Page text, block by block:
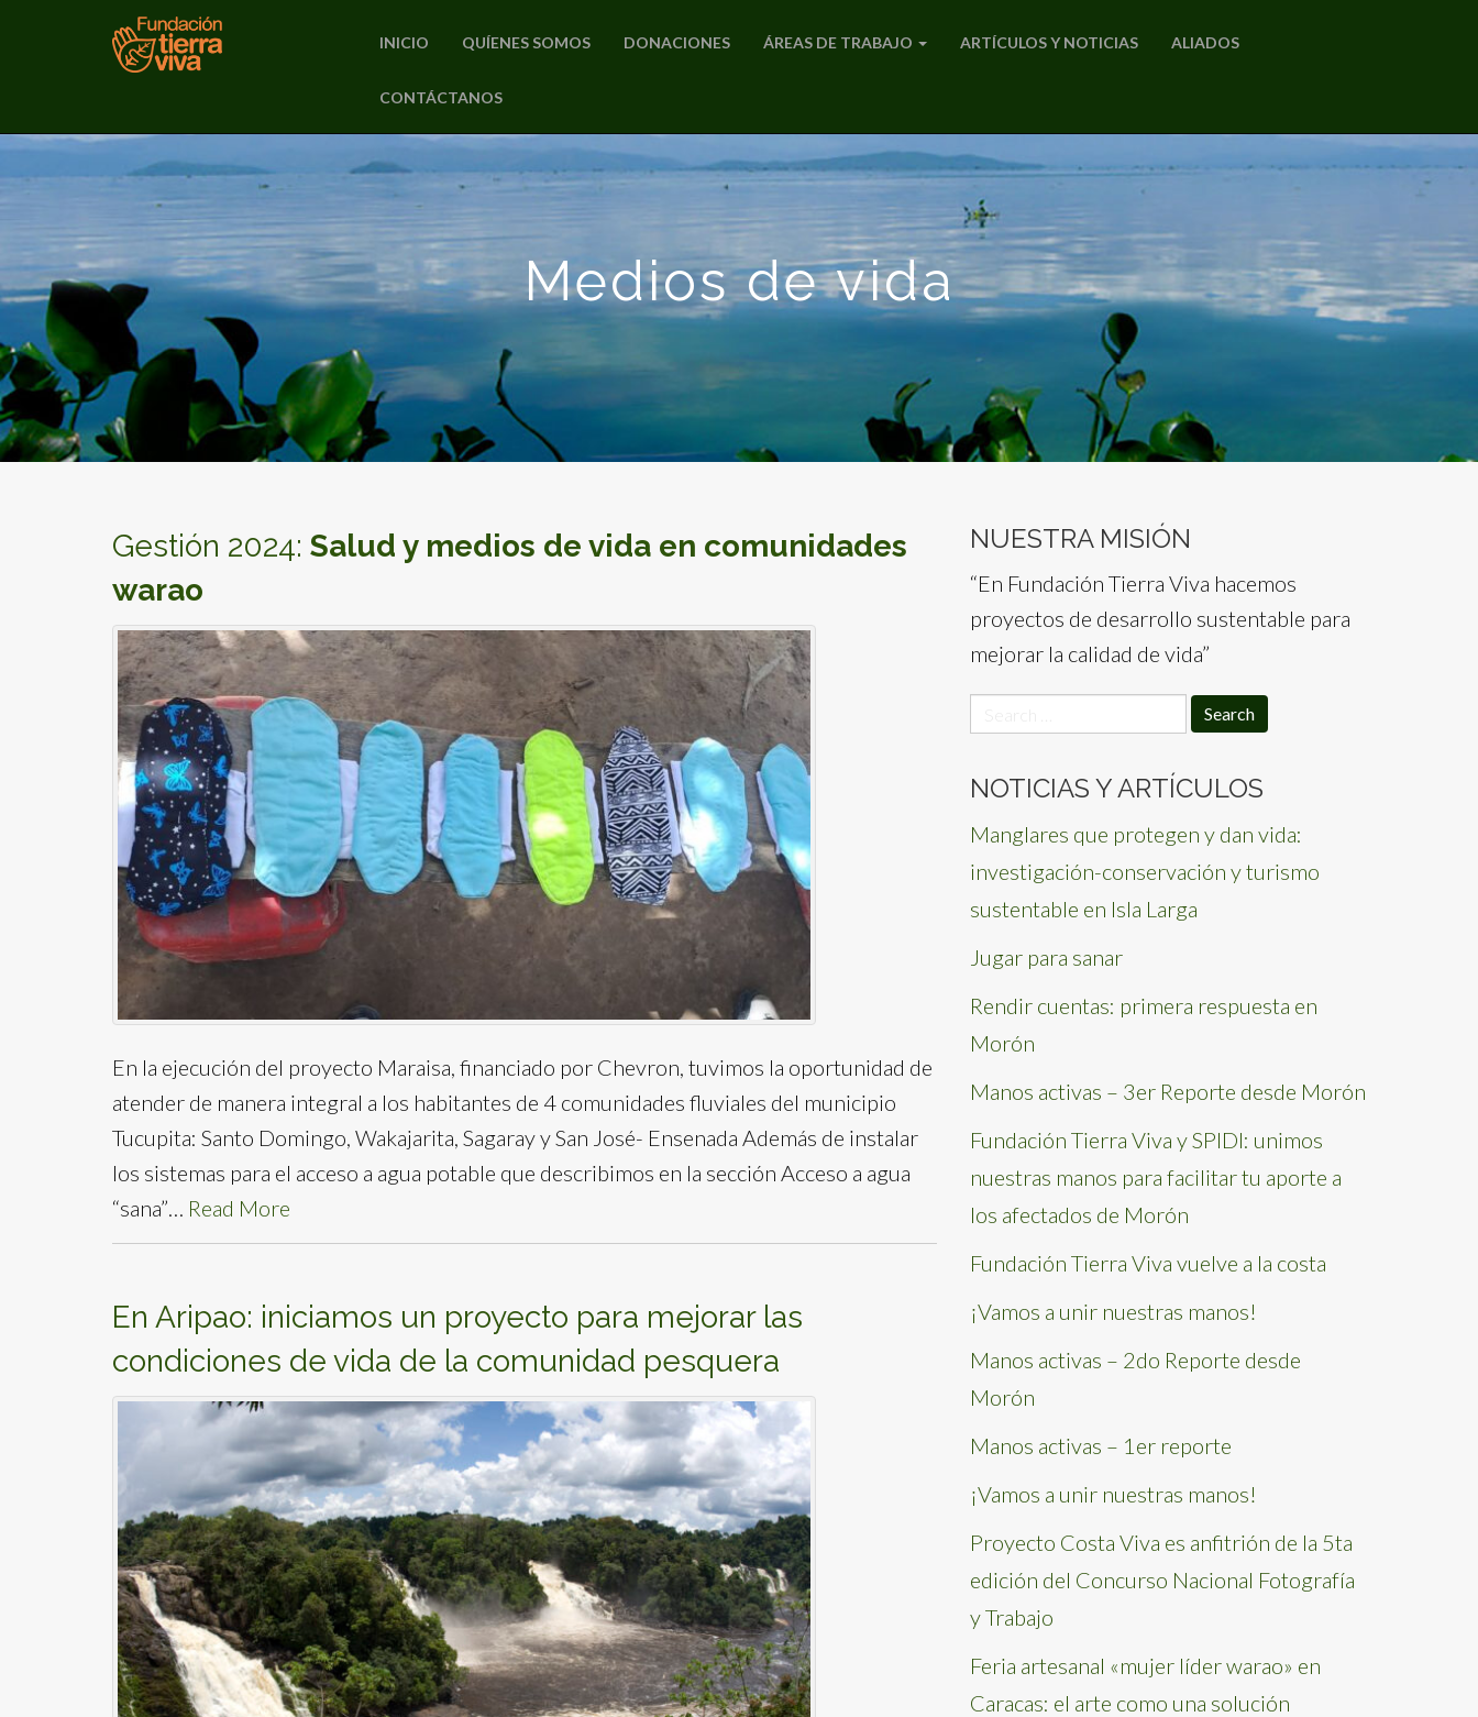
MENU
to
INICIO QUÍENES SOMOS DONACIONES ÁREAS DE TRABAJO ARTÍCULOS Y NOTICIAS ALIADOS
CONTÁCTANOS
Medios de vida
Gestión 2024: Salud y medios de vida en comunidades
warao
En la ejecución del proyecto Maraisa, financiado por Chevron, tuvimos la oportunidad de
atender de manera integral a los habitantes de 4 comunidades fluviales del municipio
Tucupita: Santo Domingo, Wakajarita, Sagaray y San José- Ensenada Además de instalar
los sistemas para el acceso a agua potable que describimos en la sección Acceso a agua
“sana”… Read More
En Aripao: iniciamos un proyecto para mejorar las
condiciones de vida de la comunidad pesquera
NUESTRA MISIÓN
“En Fundación Tierra Viva hacemos
proyectos de desarrollo sustentable para
mejorar la calidad de vida”
for:
NOTICIAS Y ARTÍCULOS
Manglares que protegen y dan vida:
investigación-conservación y turismo
sustentable en Isla Larga
Jugar para sanar
Rendir cuentas: primera respuesta en
Morón
Manos activas – 3er Reporte desde Morón
Fundación Tierra Viva y SPIDI: unimos
nuestras manos para facilitar tu aporte a
los afectados de Morón
Fundación Tierra Viva vuelve a la costa
¡Vamos a unir nuestras manos!
Manos activas – 2do Reporte desde
Morón
Manos activas – 1er reporte
¡Vamos a unir nuestras manos!
Proyecto Costa Viva es anfitrión de la 5ta
edición del Concurso Nacional Fotografía
y Trabajo
Feria artesanal «mujer líder warao» en
Caracas: el arte como una solución